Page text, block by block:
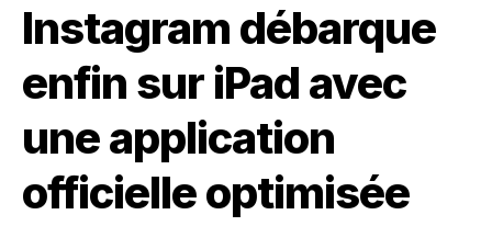
Instagram débarque
enfin sur iPad avec
une application
officielle optimisée